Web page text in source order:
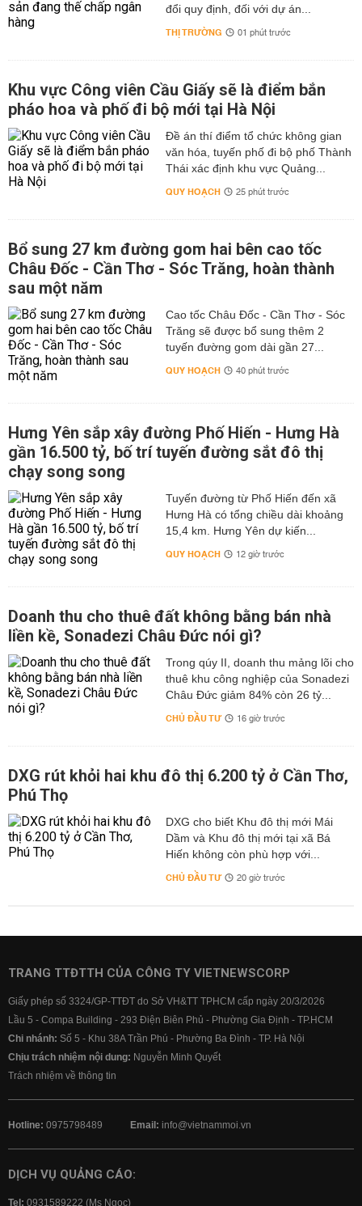
đổi quy định, đối với dự án...
THỊ TRƯỜNG 01 phút trước
Khu vực Công viên Cầu Giấy sẽ là điểm bắn
pháo hoa và phố đi bộ mới tại Hà Nội
Đề án thí điểm tổ chức không gian
văn hóa, tuyến phố đi bộ phố Thành
Thái xác định khu vực Quảng...
QUY HOẠCH 25 phút trước
Bổ sung 27 km đường gom hai bên cao tốc
Châu Đốc - Cần Thơ - Sóc Trăng, hoàn thành
sau một năm
Cao tốc Châu Đốc - Cần Thơ - Sóc
Trăng sẽ được bổ sung thêm 2
tuyến đường gom dài gần 27...
QUY HOẠCH 40 phút trước
Hưng Yên sắp xây đường Phố Hiến - Hưng Hà
gần 16.500 tỷ, bố trí tuyến đường sắt đô thị
chạy song song
Tuyến đường từ Phố Hiến đến xã
Hưng Hà có tổng chiều dài khoảng
15,4 km. Hưng Yên dự kiến...
QUY HOẠCH 12 giờ trước
Doanh thu cho thuê đất không bằng bán nhà
liền kề, Sonadezi Châu Đức nói gì?
Trong qúy II, doanh thu mảng lõi cho
thuê khu công nghiệp của Sonadezi
Châu Đức giảm 84% còn 26 tỷ...
CHỦ ĐẦU TƯ 16 giờ trước
DXG rút khỏi hai khu đô thị 6.200 tỷ ở Cần Thơ,
Phú Thọ
DXG cho biết Khu đô thị mới Mái
Dầm và Khu đô thị mới tại xã Bá
Hiến không còn phù hợp với...
CHỦ ĐẦU TƯ 20 giờ trước
TRANG TTĐTTH CỦA CÔNG TY VIETNEWSCORP
Giấy phép số 3324/GP-TTĐT do Sở VH&TT TPHCM cấp ngày 20/3/2026
Lầu 5 - Compa Building - 293 Điện Biên Phủ - Phường Gia Định - TP.HCM
Chi nhánh: Số 5 - Khu 38A Trần Phú - Phường Ba Đình - TP. Hà Nội
Chịu trách nhiệm nội dung: Nguyễn Minh Quyết
Trách nhiệm về thông tin
Hotline: 0975798489 Email: info@vietnammoi.vn
DỊCH VỤ QUẢNG CÁO:
Tel: 0931589222 (Ms Ngọc)